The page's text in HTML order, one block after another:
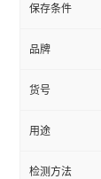
保存条件
品牌
货号
用途
检测方法